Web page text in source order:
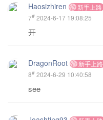
Haosizhiren
新手上路
7# 2024-6-17 19:08:25
开
DragonRoot
新手上路
8# 2024-6-29 10:40:58
see